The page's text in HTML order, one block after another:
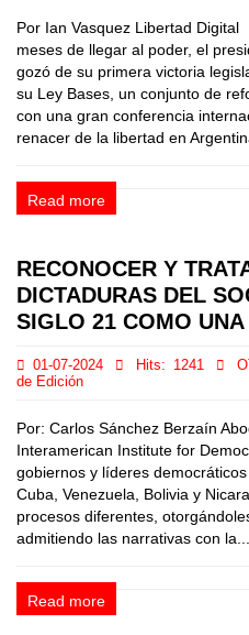
Por Ian Vasquez Libertad
meses de llegar al poder, el
gozó de su primera victoria
su Ley Bases, un conjunto de
con una gran conferencia
renacer de la libertad en
Read more
RECONOCER Y
DICTADURAS DEL
SIGLO 21 COMO UNA
01-07-2024 Hits: 1241
de Edición
Por: Carlos Sánchez Berzaín
Interamerican Institute for
gobiernos y líderes
Cuba, Venezuela, Bolivia y
procesos diferentes,
admitiendo las narrativas con la...
Read more